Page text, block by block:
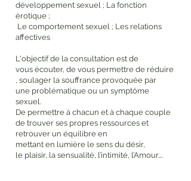
développement sexuel ; La fonction
érotique ;
Le comportement sexuel ; Les relations
affectives
L'objectif de la consultation est de
vous écouter, de vous permettre de réduire
, soulager la souffrance provoquée par
une problématique ou un symptôme
sexuel.
De permettre à chacun et à chaque couple
de trouver ses propres ressources et
retrouver un équilibre en
mettant en lumière le sens du désir,
le plaisir, la sensualité, l’intimité, l’Amour….